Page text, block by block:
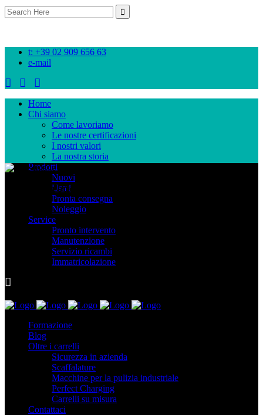
Search
for:
t: +39 02 909 656 63
e-mail
Home
Chi siamo
Come lavoriamo
Le nostre certificazioni
I nostri valori
La nostra storia
Prodotti
Nuovi
Usati
Pronta consegna
Noleggio
Service
Pronto intervento
Manutenzione
Servizio ricambi
Immatricolazione
Formazione
Blog
Oltre i carrelli
Sicurezza in azienda
Scaffalature
Macchine per la pulizia industriale
Perfect Charging
Carrelli su misura
Contattaci
I nostri prodotti